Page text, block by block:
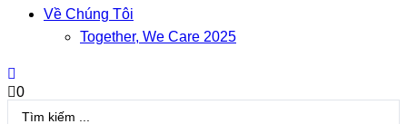
Về Chúng Tôi
Together, We Care 2025
0
Search